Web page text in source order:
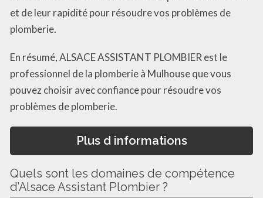
et de leur rapidité pour résoudre vos problèmes de
plomberie.
En résumé, ALSACE ASSISTANT PLOMBIER est le
professionnel de la plomberie à Mulhouse que vous
pouvez choisir avec confiance pour résoudre vos
problèmes de plomberie.
Plus d informations
Quels sont les domaines de compétence
d’Alsace Assistant Plombier ?